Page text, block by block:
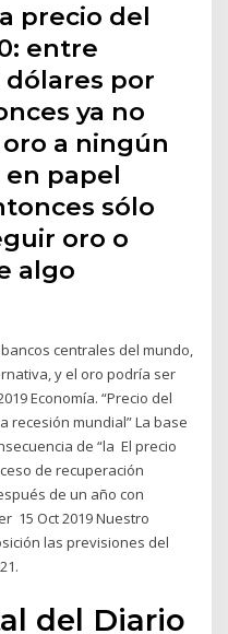
precio del
entre
dólares por
ya no
a ningún
papel
sólo
oro o
algo
centrales del mundo,
y el oro podría ser
Economía. “Precio del
recesión mundial” La base
de “la El precio
de recuperación
de un año con
15 Oct 2019 Nuestro
las previsiones del
del Diario